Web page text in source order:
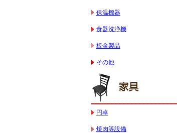
保温機器
食器洗浄機
板金製品
その他
円卓
焼肉等設備